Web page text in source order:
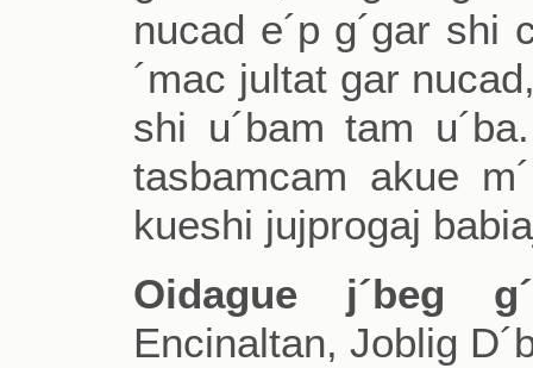
nucad e´p g´gar shi
´mac jultat gar
shi u´bam tam
tasbamcam akue
kueshi jujprogaj
Oidague j´beg
Encinaltan, Joblig